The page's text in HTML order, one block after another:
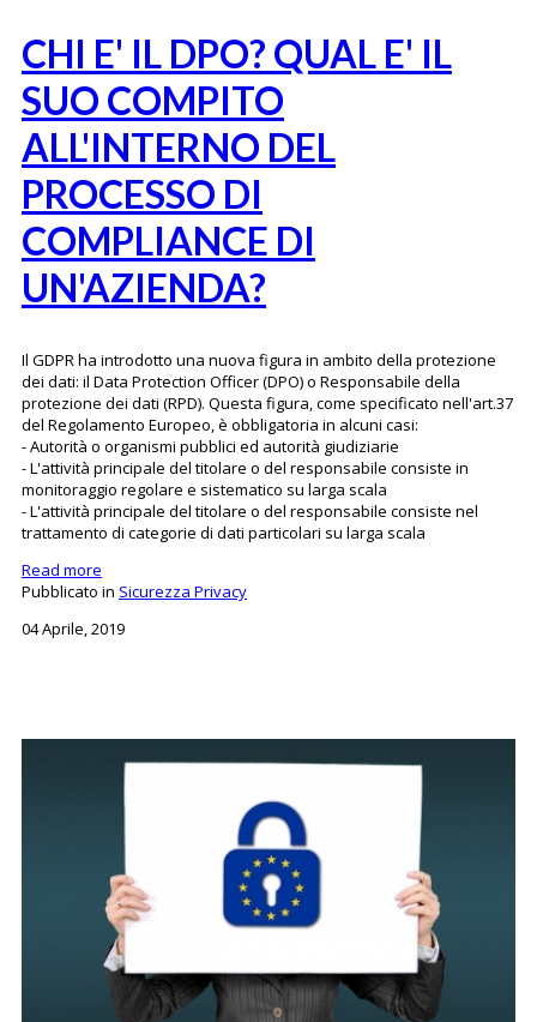
CHI E' IL DPO? QUAL E' IL
SUO COMPITO
ALL'INTERNO DEL
PROCESSO DI
COMPLIANCE DI
UN'AZIENDA?
Il GDPR ha introdotto una nuova figura in ambito della protezione
dei dati: il Data Protection Officer (DPO) o Responsabile della
protezione dei dati (RPD). Questa figura, come specificato nell'art.37
del Regolamento Europeo, è obbligatoria in alcuni casi:
- Autorità o organismi pubblici ed autorità giudiziarie
- L'attività principale del titolare o del responsabile consiste in
monitoraggio regolare e sistematico su larga scala
- L'attività principale del titolare o del responsabile consiste nel
trattamento di categorie di dati particolari su larga scala
Read more
Pubblicato in Sicurezza Privacy
04 Aprile, 2019